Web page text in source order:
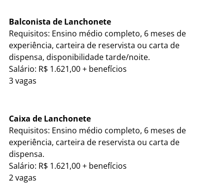
Balconista de Lanchonete
Requisitos: Ensino médio completo, 6 meses de
experiência, carteira de reservista ou carta de
dispensa, disponibilidade tarde/noite.
Salário: R$ 1.621,00 + benefícios
3 vagas
Caixa de Lanchonete
Requisitos: Ensino médio completo, 6 meses de
experiência, carteira de reservista ou carta de
dispensa.
Salário: R$ 1.621,00 + benefícios
2 vagas